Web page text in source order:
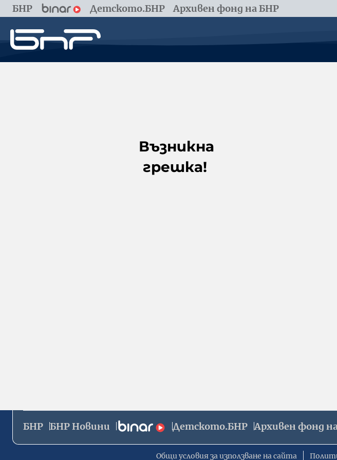
БНР Детското.БНР Архивен фонд на БНР
Възникна
грешка!
БНР БНР Новини Детското.БНР Архивен фонд
Общи условия за използване на сайта